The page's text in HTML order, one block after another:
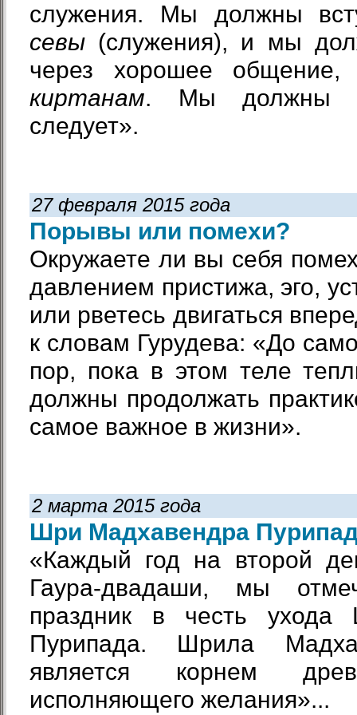
служения. Мы должны
севы (служения), и мы
через хорошее
киртанам. Мы должны
следует».
27 февраля 2015 года
Порывы или помехи?
Окружаете ли вы себя
давлением пристижа, эго,
или рветесь двигаться
к словам Гурудева: «До
пор, пока в этом теле
должны продолжать
самое важное в жизни».
2 марта 2015 года
Шри Мадхавендра
«Каждый год на второй
Гаура-двадаши, мы
праздник в честь
Пурипада. Шрила
является корнем
исполняющего желания»...